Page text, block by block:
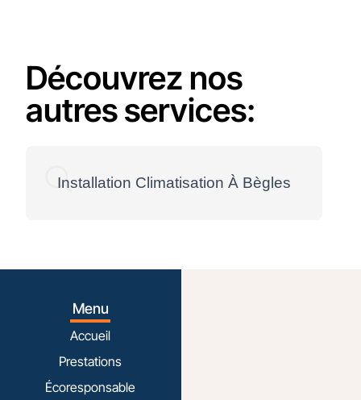
Découvrez nos
autres services:
Installation Climatisation À Bègles
Menu
Accueil
Prestations
Écoresponsable